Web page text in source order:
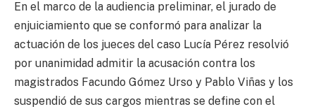
En el marco de la audiencia preliminar, el jurado de
enjuiciamiento que se conformó para analizar la
actuación de los jueces del caso Lucía Pérez resolvió
por unanimidad admitir la acusación contra los
magistrados Facundo Gómez Urso y Pablo Viñas y los
suspendió de sus cargos mientras se define con el